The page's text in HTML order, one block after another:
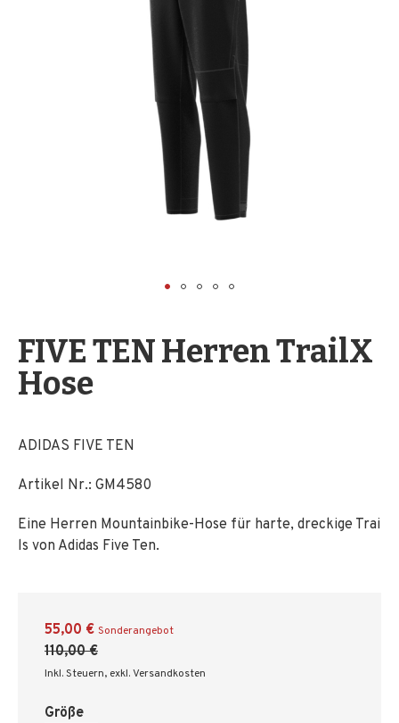
der
Bildergalerie
springen
FIVE TEN Herren TrailX
Hose
ADIDAS FIVE TEN
Artikel Nr.: GM4580
Eine Herren Mountainbike-Hose für harte, dreckige Trai
ls von Adidas Five Ten.
55,00 € Sonderangebot
110,00 €
Inkl. Steuern, exkl. Versandkosten
Größe